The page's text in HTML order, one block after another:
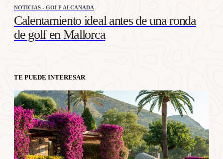
NOTICIAS - GOLF ALCANADA
Calentamiento ideal antes de una ronda
de golf en Mallorca
TE PUEDE INTERESAR